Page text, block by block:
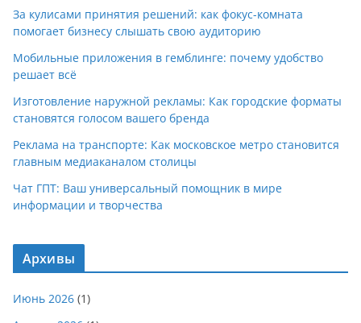
За кулисами принятия решений: как фокус-комната
помогает бизнесу слышать свою аудиторию
Мобильные приложения в гемблинге: почему удобство
решает всё
Изготовление наружной рекламы: Как городские форматы
становятся голосом вашего бренда
Реклама на транспорте: Как московское метро становится
главным медиаканалом столицы
Чат ГПТ: Ваш универсальный помощник в мире
информации и творчества
Архивы
Июнь 2026 (1)